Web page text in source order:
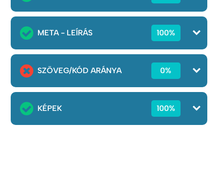
META - LEÍRÁS 100%
SZÖVEG/KÓD ARÁNYA 0%
KÉPEK 100%